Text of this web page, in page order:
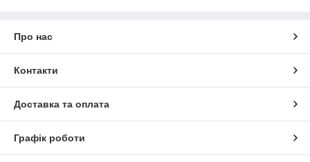
Про нас
Контакти
Доставка та оплата
Графік роботи